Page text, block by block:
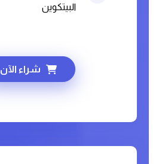
البيتكوين
شراء الآن